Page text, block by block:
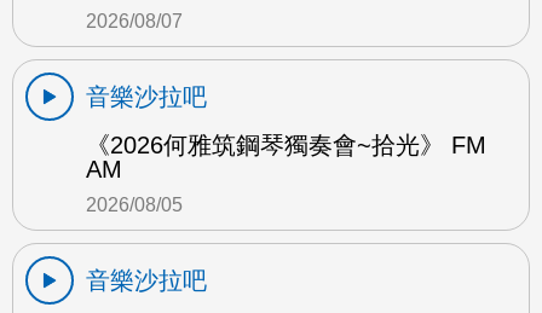
2026/08/07
音樂沙拉吧
《2026何雅筑鋼琴獨奏會~拾光》 FM
AM
2026/08/05
音樂沙拉吧